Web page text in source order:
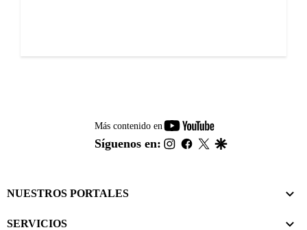
Más contenido en
youtube-
footer
Síguenos en: instagram
facebook
twitter
NUESTROS PORTALES
SERVICIOS